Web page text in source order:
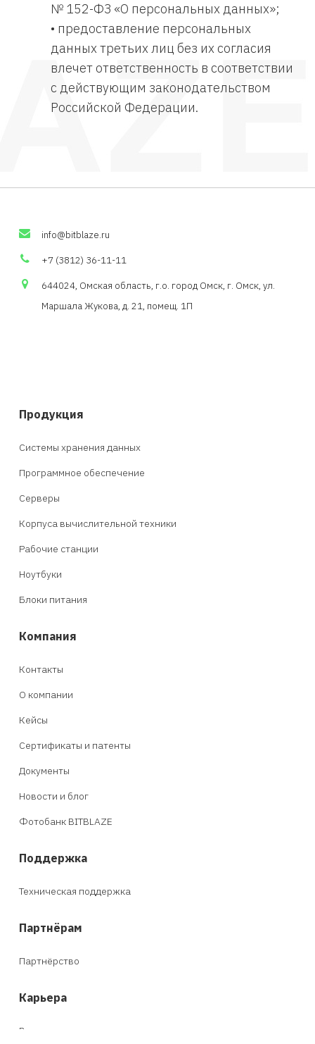
№ 152-ФЗ «О персональных данных»;
• предоставление персональных
данных третьих лиц без их согласия
влечет ответственность в соответствии
с действующим законодательством
Российской Федерации.
info@bitblaze.ru
+7 (3812) 36-11-11
644024, Омская область, г.о. город Омск, г. Омск, ул.
Маршала Жукова, д. 21, помещ. 1П
Продукция
Системы хранения данных
Программное обеспечение
Серверы
Корпуса вычислительной техники
Рабочие станции
Ноутбуки
Блоки питания
Компания
Контакты
О компании
Кейсы
Сертификаты и патенты
Документы
Новости и блог
Фотобанк BITBLAZE
Поддержка
Техническая поддержка
Партнёрам
Партнёрство
Карьера
Вакансии